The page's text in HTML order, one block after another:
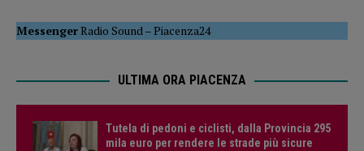
MessengerRadio Sound–Piacenza24
ULTIMA ORA PIACENZA
Tutela di pedoni e ciclisti, dalla Provincia 295
mila euro per rendere le strade più sicure